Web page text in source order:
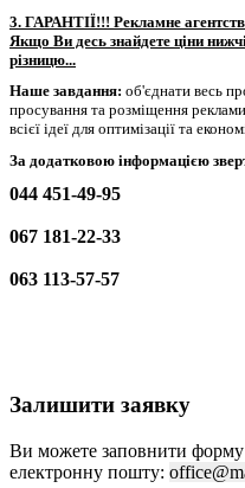
3. ГАРАНТІЇ!!! Рекламне
Якщо Ви десь знайдете ціни
різницю...
Наше завдання: об'єднати весь
просування та розміщення
всієї ідеї для оптимізації та
За додатковою інформацією
044 451-49-95
067 181-22-33
063 113-57-57
Залишити заявку
Ви можете заповнити
електронну пошту: